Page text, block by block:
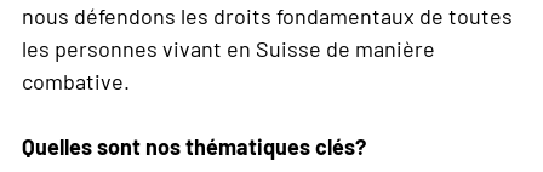
nous défendons les droits fondamentaux de toutes
les personnes vivant en Suisse de manière
combative.
Quelles sont nos thématiques clés?